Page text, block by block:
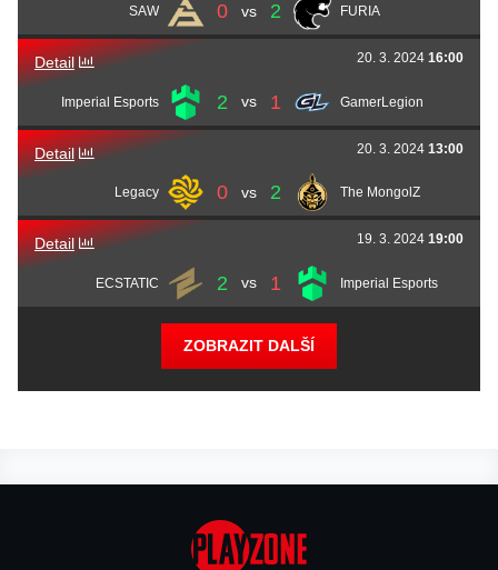
Senzu Azbayar
SAW 0 vs 2 FURIA
Detail
Imperial Esports 2 vs 1 GamerLegion
20. 3. 2024 16:00
Detail
Legacy 0 vs 2 The MongolZ
20. 3. 2024 13:00
Detail
ECSTATIC 2 vs 1 Imperial Esports
19. 3. 2024 19:00
ZOBRAZIT DALŠÍ